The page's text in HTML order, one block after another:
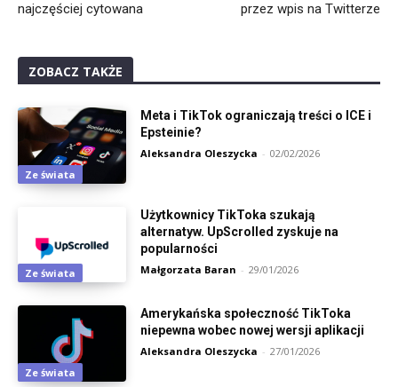
najczęściej cytowana
przez wpis na Twitterze
ZOBACZ TAKŻE
Ze świata
Meta i TikTok ograniczają treści o ICE i
Epsteinie?
Aleksandra Oleszycka - 02/02/2026
Ze świata
Użytkownicy TikToka szukają
alternatyw. UpScrolled zyskuje na
popularności
Małgorzata Baran - 29/01/2026
Ze świata
Amerykańska społeczność TikToka
niepewna wobec nowej wersji aplikacji
Aleksandra Oleszycka - 27/01/2026